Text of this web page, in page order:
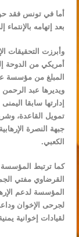
بعد إتهامه
وأبرزت التحقيقات
ويديرها عبد
إدارتها سابقا
تمويل القاعدة،
الكعبي.
كما ترتبط
المؤسسة لدعم
لجرحى الإخوان
لقيادات إخوانية